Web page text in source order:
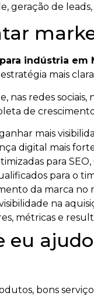
geração de
indústria em
mais
nas redes
de
mais
digital mais
para
para o
da marca no
na
métricas e
eu
bons